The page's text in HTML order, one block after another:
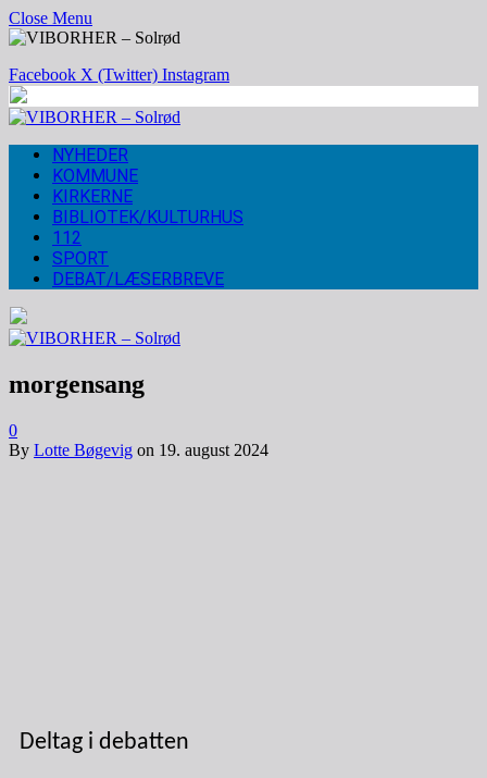
Close Menu
Facebook X (Twitter) Instagram
NYHEDER
KOMMUNE
KIRKERNE
BIBLIOTEK/KULTURHUS
112
SPORT
DEBAT/LÆSERBREVE
morgensang
0
By Lotte Bøgevig on 19. august 2024
Deltag i debatten